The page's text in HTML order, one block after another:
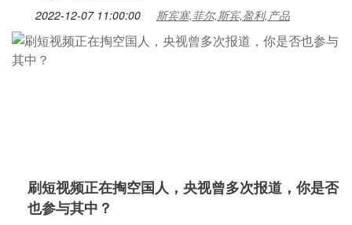
2022-12-07 11:00:00 斯宾塞,菲尔,斯宾,盈利,产品
刷短视频正在掏空国人，央视曾多次报道，你是否
也参与其中？